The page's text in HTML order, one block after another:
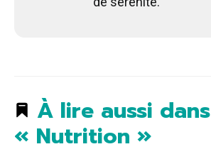
À lire aussi dans
« Nutrition »